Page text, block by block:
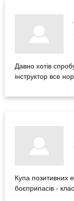
Давно хотів
інструктор все
Купа позитивних
боєприпасів -